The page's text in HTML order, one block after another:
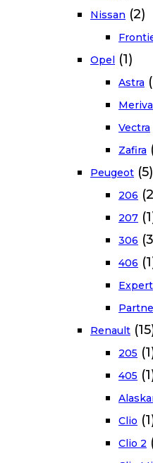
Nissan (2)
Opel (1)
Astra
Meriva
Vectra
Zafira
Peugeot (5)
206
207
306
406
Expert
Renault
205
405
Clio
Clio 2